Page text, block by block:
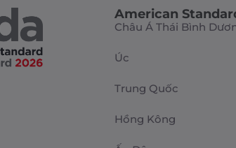
American
Châu Á Thái Bình
Úc
Trung Quốc
Hồng Kông